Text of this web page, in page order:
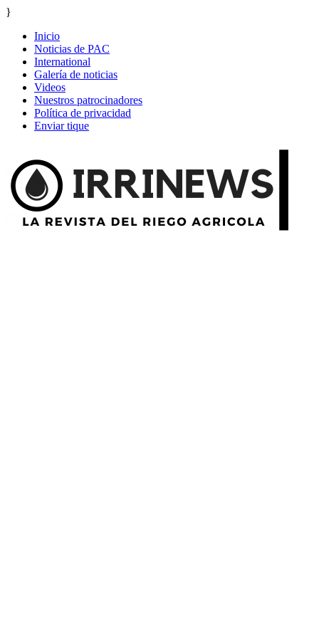
}
Inicio
Noticias de PAC
International
Galería de noticias
Videos
Nuestros patrocinadores
Política de privacidad
Enviar tique